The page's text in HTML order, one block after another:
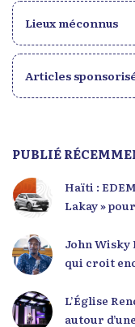
Lieux méconnus
Articles
PUBLIÉ
Haïti :
Lakay »
John Wisky
qui croit
L’Église
autour